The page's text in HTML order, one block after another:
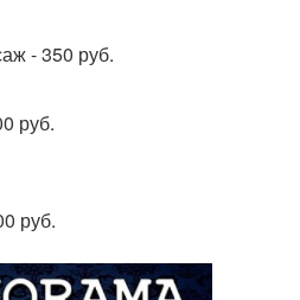
- 350 руб.
руб.
руб.